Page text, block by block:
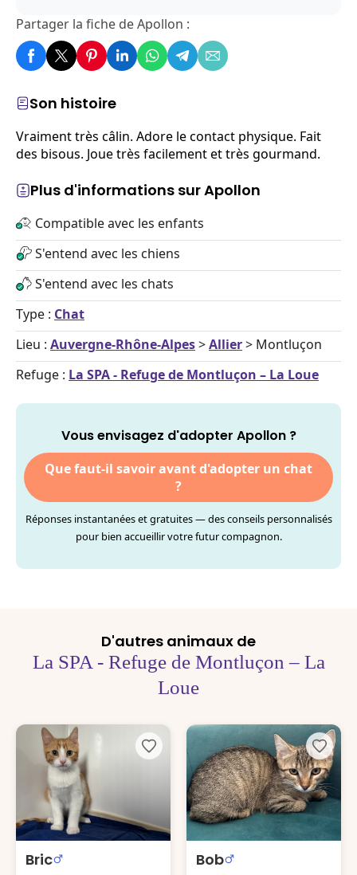
Son histoire
Vraiment très câlin. Adore le contact physique. Fait
des bisous. Joue très facilement et très gourmand.
Plus d'informations sur Apollon
Compatible avec les enfants
S'entend avec les chiens
S'entend avec les chats
Type : Chat
Lieu : Auvergne-Rhône-Alpes>Allier> Montluçon
Refuge : La SPA - Refuge de Montluçon – La Loue
Vous envisagez d'adopter Apollon ?
Que faut-il savoir avant d'adopter un chat
?
Réponses instantanées et gratuites — des conseils personnalisés
pour bien accueillir votre futur compagnon.
Partager la fiche de Apollon :
D'autres animaux de
La SPA - Refuge de Montluçon – La
Loue
Bric Bob